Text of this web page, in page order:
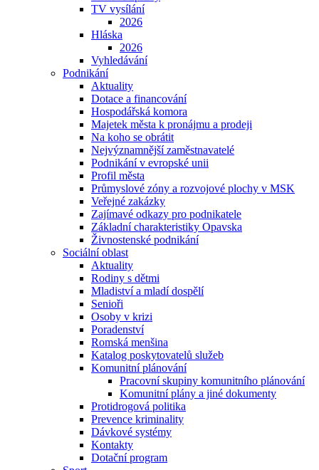
TV vysílání
2026
Hláska
2026
Vyhledávání
Podnikání
Aktuality
Dotace a financování
Hospodářská komora
Majetek města k pronájmu a prodeji
Na koho se obrátit
Nejvýznamnější zaměstnavatelé
Podnikání v evropské unii
Profil města
Průmyslové zóny a rozvojové plochy v MSK
Veřejné zakázky
Zajímavé odkazy pro podnikatele
Základní charakteristiky Opavska
Živnostenské podnikání
Sociální oblast
Aktuality
Rodiny s dětmi
Mladiství a mladí dospělí
Senioři
Osoby v krizi
Poradenství
Romská menšina
Katalog poskytovatelů služeb
Komunitní plánování
Pracovní skupiny komunitního plánování
Komunitní plány a jiné dokumenty
Protidrogová politika
Prevence kriminality
Dávkové systémy
Kontakty
Dotační program